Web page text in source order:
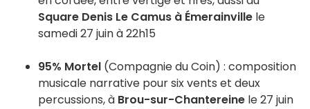
Square Denis Le Camus à Émerainville le
samedi 27 juin à 22h15
95% Mortel (Compagnie du Coin) : composition
musicale narrative pour six vents et deux
percussions, à Brou-sur-Chantereine le 27 juin